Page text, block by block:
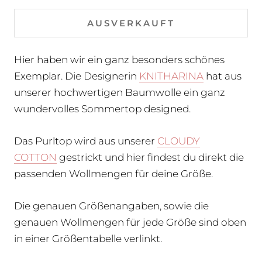
AUSVERKAUFT
Hier haben wir ein ganz besonders schönes
Exemplar. Die Designerin KNITHARINA hat aus
unserer hochwertigen Baumwolle ein ganz
wundervolles Sommertop designed.
Das Purltop wird aus unserer CLOUDY
COTTON gestrickt und hier findest du direkt die
passenden Wollmengen für deine Größe.
Die genauen Größenangaben, sowie die
genauen Wollmengen für jede Größe sind oben
in einer Größentabelle verlinkt.